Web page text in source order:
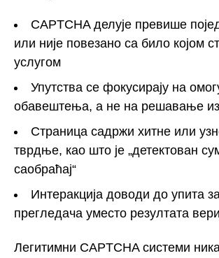
CAPTCHA делује превише
или није повезано са било којом
услугом
Упутства се фокусирају на
обавештења, а не на решавање
Страница садржи хитне или
тврдње, као што је „детектован
саобраћај“
Интеракција доводи до упита
прегледача уместо резултата
Легитимни CAPTCHA системи